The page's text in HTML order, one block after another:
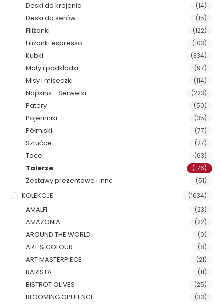
Deski do krojenia (14)
Deski do serów (15)
Filiżanki (122)
Filiżanki espresso (103)
Kubki (334)
Maty i podkładki (97)
Misy i miseczki (114)
Napkins - Serwetki (223)
Patery (50)
Pojemniki (35)
Półmiski (77)
Sztućce (27)
Tace (63)
Talerze (176)
Zestawy prezentowe i inne (51)
KOLEKCJE (1634)
AMALFI (23)
AMAZONIA (22)
AROUND THE WORLD (0)
ART & COLOUR (8)
ART MASTERPIECE (21)
BARISTA (11)
BISTROT OLIVES (25)
BLOOMING OPULENCE (33)